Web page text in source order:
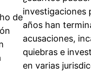
de
investigaciones
años han
acusaciones,
quiebras e
en varias